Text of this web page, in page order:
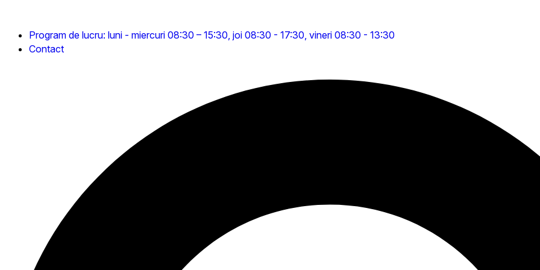
Program de lucru: luni - miercuri 08:30 – 15:30, joi 08:30 - 17:30, vineri 08:30 - 13:30
Contact